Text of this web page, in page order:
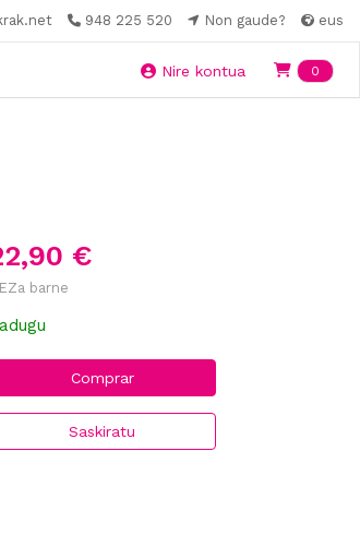
948 225 520 Non gaude? eus
Nire kontua 0
€
barne
Comprar
Saskiratu